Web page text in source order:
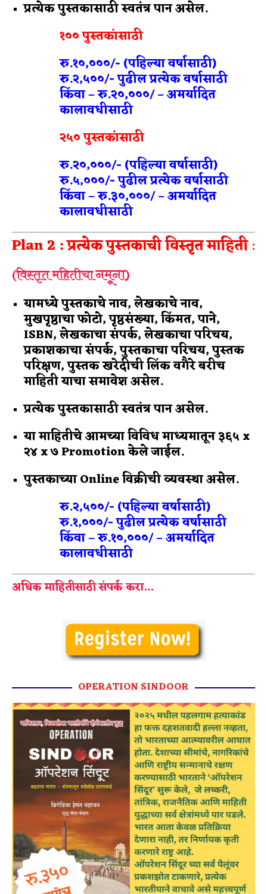
प्रत्येक पुस्तकासाठी स्वतंत्र पान असेल.
१०० पुस्तकांसाठी
रु.१०,०००/- (पहिल्या वर्षासाठी)
रु.२,५००/- पुढील प्रत्येक वर्षासाठी
किंवा – रु.२०,०००/ – अमर्यादित
कालावधीसाठी
२५० पुस्तकांसाठी
रु.२०,०००/- (पहिल्या वर्षासाठी)
रु.५,०००/- पुढील प्रत्येक वर्षासाठी
किंवा – रु.३०,०००/ – अमर्यादित
कालावधीसाठी
Plan 2 : प्रत्येक पुस्तकाची विस्तृत माहिती:
(विस्तृत महितीचानमूना)
यामध्ये पुस्तकाचे नाव, लेखकाचे नाव,
मुखपृष्ठाचा फोटो, पृष्ठसंख्या, किंमत, पाने,
ISBN, लेखकाचा संपर्क, लेखकाचा परिचय,
प्रकाशकाचा संपर्क, पुस्तकाचा परिचय, पुस्तक
परिक्षण, पुस्तक खरेदीची लिंक वगैरे बरीच
माहिती याचा समावेश असेल.
प्रत्येक पुस्तकासाठी स्वतंत्र पान असेल.
या माहितीचे आमच्या विविध माध्यमातून ३६५ x
२४ x ७ Promotion केले जाईल.
पुस्तकाच्या Online विक्रीची व्यवस्था असेल.
रु.२,५००/- (पहिल्या वर्षासाठी)
रु.१,०००/- पुढील प्रत्येक वर्षासाठी
किंवा – रु.१०,०००/ – अमर्यादित
कालावधीसाठी
अधिक माहितीसाठी संपर्क करा…
OPERATION SINDOOR